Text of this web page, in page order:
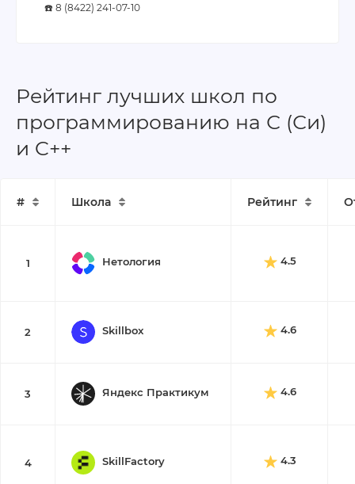
☎️ 8 (8422) 241-07-10
Рейтинг лучших школ по
программированию на С (Си)
и C++
# Школа Рейтинг
1 Нетология 4.5
2 Skillbox 4.6
3 Яндекс Практикум 4.6
4 SkillFactory 4.3